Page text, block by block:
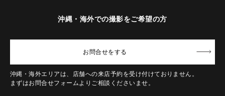
沖縄・海外での撮影をご希望の方
お問合せをする
沖縄・海外エリアは、店舗への来店予約を受け付けておりません。
まずはお問合せフォームよりご相談くださいませ。